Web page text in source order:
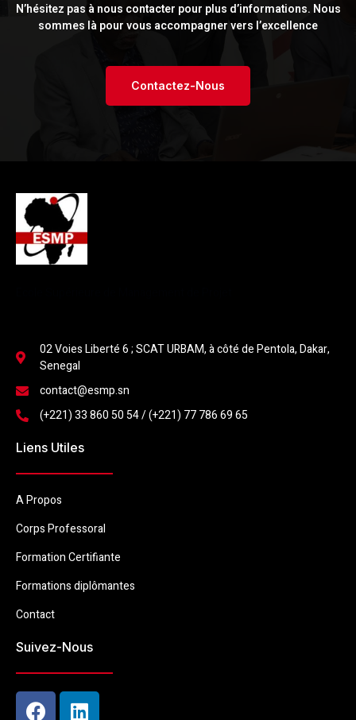
N’hésitez pas à nous contacter pour plus d’informations. Nous
sommes là pour vous accompagner vers l’excellence
Contactez-Nous
02 Voies Liberté 6 ; SCAT URBAM, à côté de Pentola, Dakar,
Senegal
contact@esmp.sn
(+221) 33 860 50 54 / (+221) 77 786 69 65
Liens Utiles
A Propos
Corps Professoral
Formation Certifiante
Formations diplômantes
Contact
Suivez-Nous